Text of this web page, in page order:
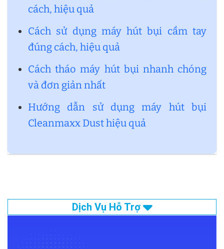
cách, hiệu quả
Cách sử dụng máy hút bụi cầm tay
đúng cách, hiệu quả
Cách tháo máy hút bụi nhanh chóng
và đơn giản nhất
Hướng dẫn sử dụng máy hút bụi
Cleanmaxx Dust hiệu quả
Dịch Vụ Hỗ Trợ